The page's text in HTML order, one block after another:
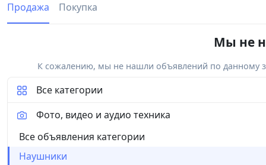
Продажа Покупка
Мы не
К сожалению, мы не нашли объявлений по данному
Все категории
Фото, видео и аудио техника
Все объявления категории
Наушники